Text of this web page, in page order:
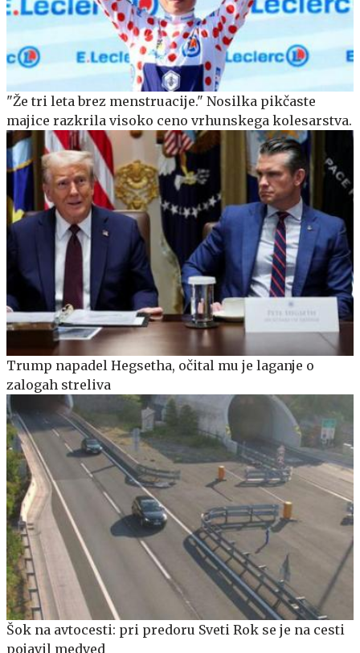
"Že tri leta brez menstruacije." Nosilka pikčaste
majice razkrila visoko ceno vrhunskega kolesarstva.
Trump napadel Hegsetha, očital mu je laganje o
zalogah streliva
Šok na avtocesti: pri predoru Sveti Rok se je na cesti
pojavil medved